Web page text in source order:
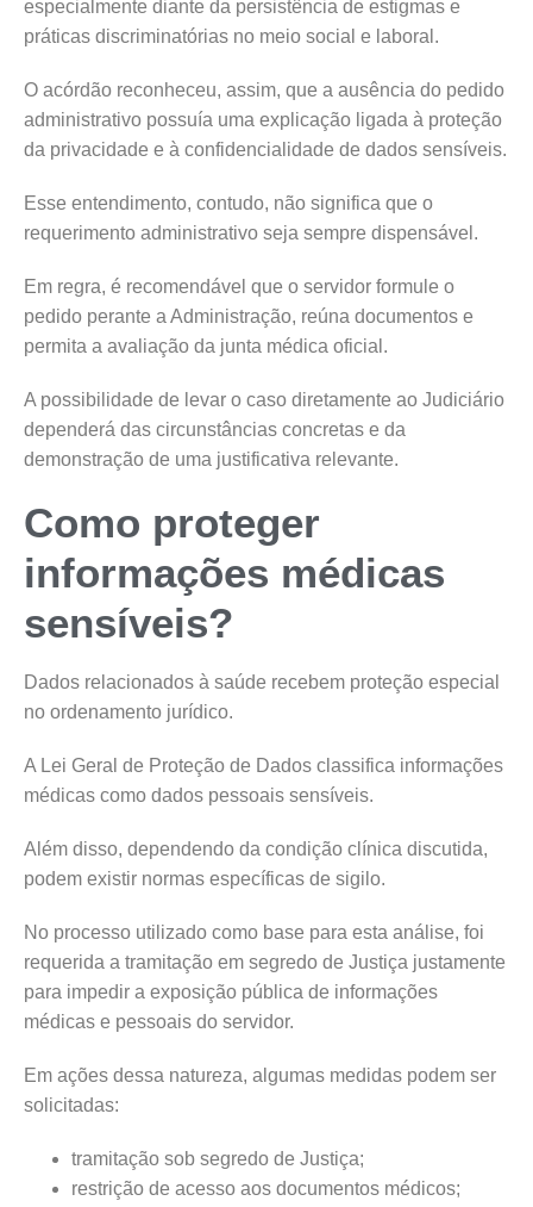
especialmente diante da persistência de estigmas e
práticas discriminatórias no meio social e laboral.
O acórdão reconheceu, assim, que a ausência do pedido
administrativo possuía uma explicação ligada à proteção
da privacidade e à confidencialidade de dados sensíveis.
Esse entendimento, contudo, não significa que o
requerimento administrativo seja sempre dispensável.
Em regra, é recomendável que o servidor formule o
pedido perante a Administração, reúna documentos e
permita a avaliação da junta médica oficial.
A possibilidade de levar o caso diretamente ao Judiciário
dependerá das circunstâncias concretas e da
demonstração de uma justificativa relevante.
Como proteger
informações médicas
sensíveis?
Dados relacionados à saúde recebem proteção especial
no ordenamento jurídico.
A Lei Geral de Proteção de Dados classifica informações
médicas como dados pessoais sensíveis.
Além disso, dependendo da condição clínica discutida,
podem existir normas específicas de sigilo.
No processo utilizado como base para esta análise, foi
requerida a tramitação em segredo de Justiça justamente
para impedir a exposição pública de informações
médicas e pessoais do servidor.
Em ações dessa natureza, algumas medidas podem ser
solicitadas:
tramitação sob segredo de Justiça;
restrição de acesso aos documentos médicos;